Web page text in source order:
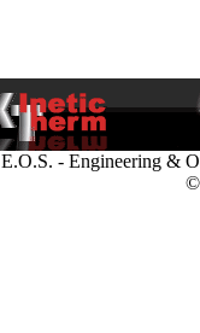
- Engineering &
©